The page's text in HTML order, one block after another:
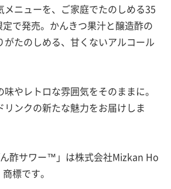
メニューを、ご家庭でたのしめる35
で発売。かんきつ果汁と醸造酢の
がたのしめる、甘くないアルコール
味やレトロな雰囲気をそのままに。
リンクの新たな魅力をお届けしま
酢サワー™」は株式会社Mizkan Ho
標です。